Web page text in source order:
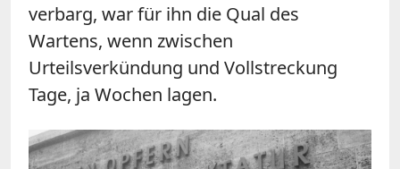
verbarg, war für ihn die Qual des
Wartens, wenn zwischen
Urteilsverkündung und Vollstreckung
Tage, ja Wochen lagen.